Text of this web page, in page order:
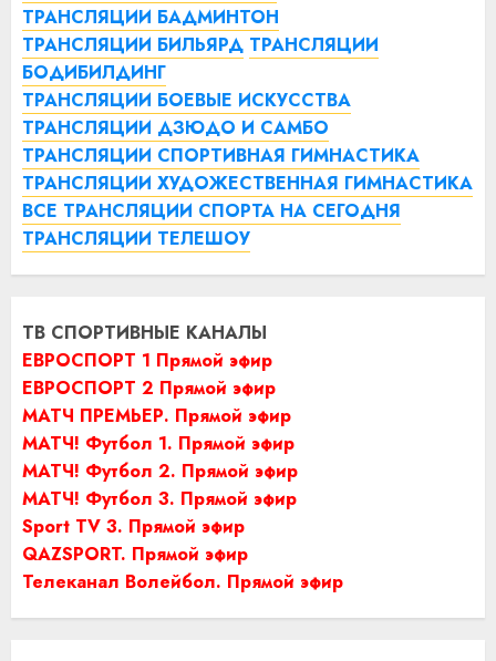
ТРАНСЛЯЦИИ БАДМИНТОН
ТРАНСЛЯЦИИ БИЛЬЯРД ТРАНСЛЯЦИИ
БОДИБИЛДИНГ
ТРАНСЛЯЦИИ БОЕВЫЕ ИСКУССТВА
ТРАНСЛЯЦИИ ДЗЮДО И САМБО
ТРАНСЛЯЦИИ СПОРТИВНАЯ ГИМНАСТИКА
ТРАНСЛЯЦИИ ХУДОЖЕСТВЕННАЯ ГИМНАСТИКА
ВСЕ ТРАНСЛЯЦИИ СПОРТА НА СЕГОДНЯ
ТРАНСЛЯЦИИ ТЕЛЕШОУ
ТВ СПОРТИВНЫЕ КАНАЛЫ
ЕВРОСПОРТ 1 Прямой эфир
ЕВРОСПОРТ 2 Прямой эфир
МАТЧ ПРЕМЬЕР. Прямой эфир
МАТЧ! Футбол 1. Прямой эфир
МАТЧ! Футбол 2. Прямой эфир
МАТЧ! Футбол 3. Прямой эфир
Sport TV 3. Прямой эфир
QAZSPORT. Прямой эфир
Телеканал Волейбол. Прямой эфир